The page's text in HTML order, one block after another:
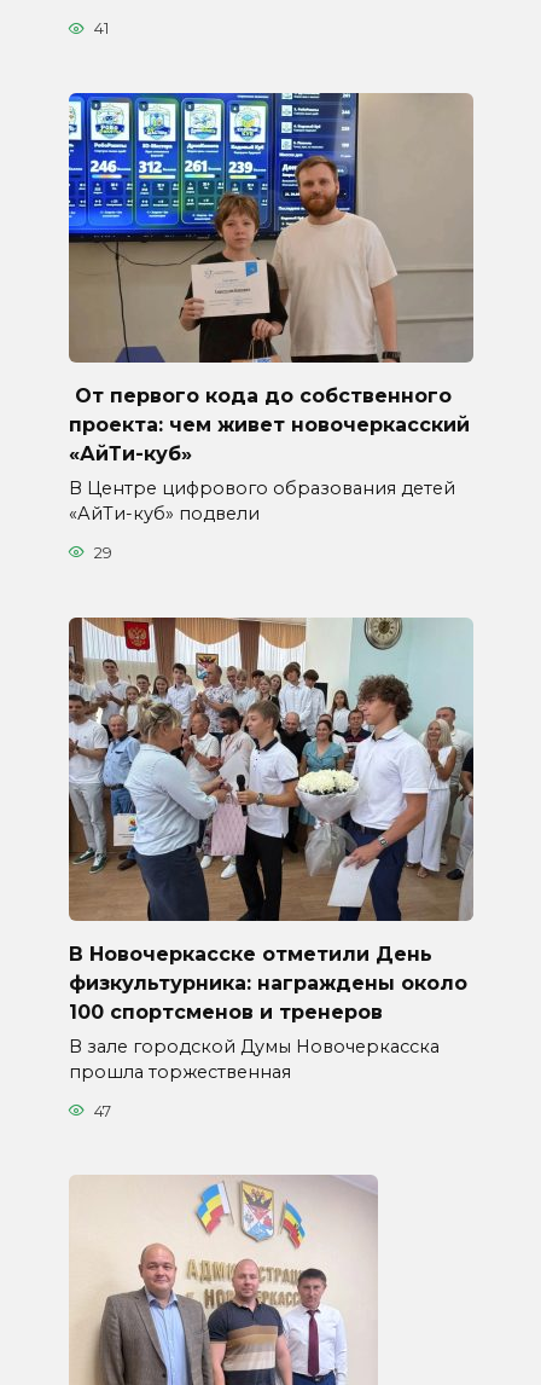
41
От первого кода до собственного
проекта: чем живет новочеркасский
«АйТи-куб»
В Центре цифрового образования детей
«АйТи-куб» подвели
29
В Новочеркасске отметили День
физкультурника: награждены около
100 спортсменов и тренеров
В зале городской Думы Новочеркасска
прошла торжественная
47